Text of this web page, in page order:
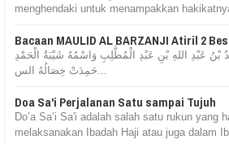
menghendaki untuk menampakkan
Bacaan MAULID AL BARZANJI Atiril 2
بْنُ عَبْدِ اللهِ بْنِ عَبْدِ الْمُطَّلِبِ وَاسْمُهُ شَيْبَةُ الْحَمْدِ
Doa Sa'i Perjalanan Satu sampai Tujuh
Do’a Sa’i Sa'i adalah salah satu rukun yang
melaksanakan Ibadah Haji atau juga dalam